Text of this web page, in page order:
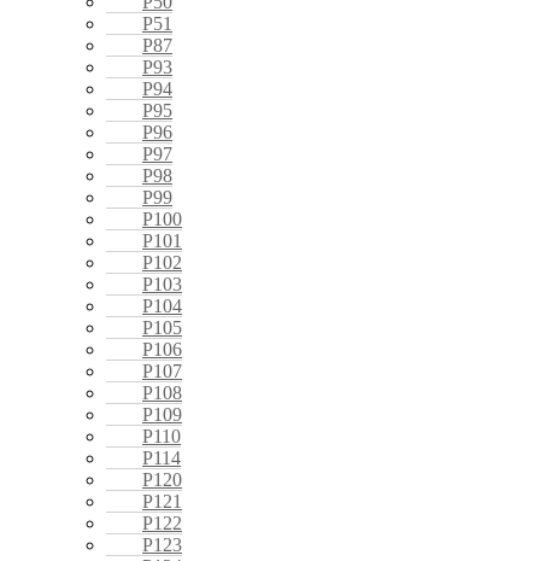
P51
P87
P93
P94
P95
P96
P97
P98
P99
P100
P101
P102
P103
P104
P105
P106
P107
P108
P109
P110
P114
P120
P121
P122
P123